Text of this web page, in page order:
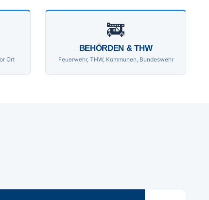
Ort
🚒
BEHÖRDEN & THW
Feuerwehr, THW, Kommunen, Bundeswehr